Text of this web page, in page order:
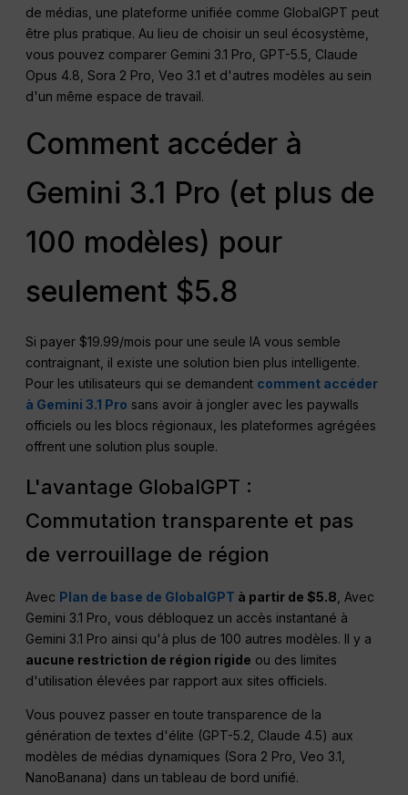
de médias, une plateforme unifiée comme GlobalGPT peut
être plus pratique. Au lieu de choisir un seul écosystème,
vous pouvez comparer Gemini 3.1 Pro, GPT-5.5, Claude
Opus 4.8, Sora 2 Pro, Veo 3.1 et d'autres modèles au sein
d'un même espace de travail.
Comment accéder à
Gemini 3.1 Pro (et plus de
100 modèles) pour
seulement $5.8
Si payer $19.99/mois pour une seule IA vous semble
contraignant, il existe une solution bien plus intelligente.
Pour les utilisateurs qui se demandent comment accéder
à Gemini 3.1 Pro sans avoir à jongler avec les paywalls
officiels ou les blocs régionaux, les plateformes agrégées
offrent une solution plus souple.
L'avantage GlobalGPT :
Commutation transparente et pas
de verrouillage de région
Avec Plan de base de GlobalGPT à partir de $5.8 , Avec
Gemini 3.1 Pro, vous débloquez un accès instantané à
Gemini 3.1 Pro ainsi qu'à plus de 100 autres modèles. Il y a
aucune restriction de région rigide ou des limites
d'utilisation élevées par rapport aux sites officiels.
Vous pouvez passer en toute transparence de la
génération de textes d'élite (GPT-5.2, Claude 4.5) aux
modèles de médias dynamiques (Sora 2 Pro, Veo 3.1,
NanoBanana) dans un tableau de bord unifié.